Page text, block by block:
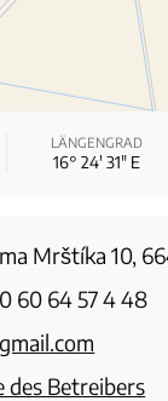
LÄNGENGRAD
16° 24′ 31″ E
Mrštíka 10,
60 64 57 4 48
Betreibers